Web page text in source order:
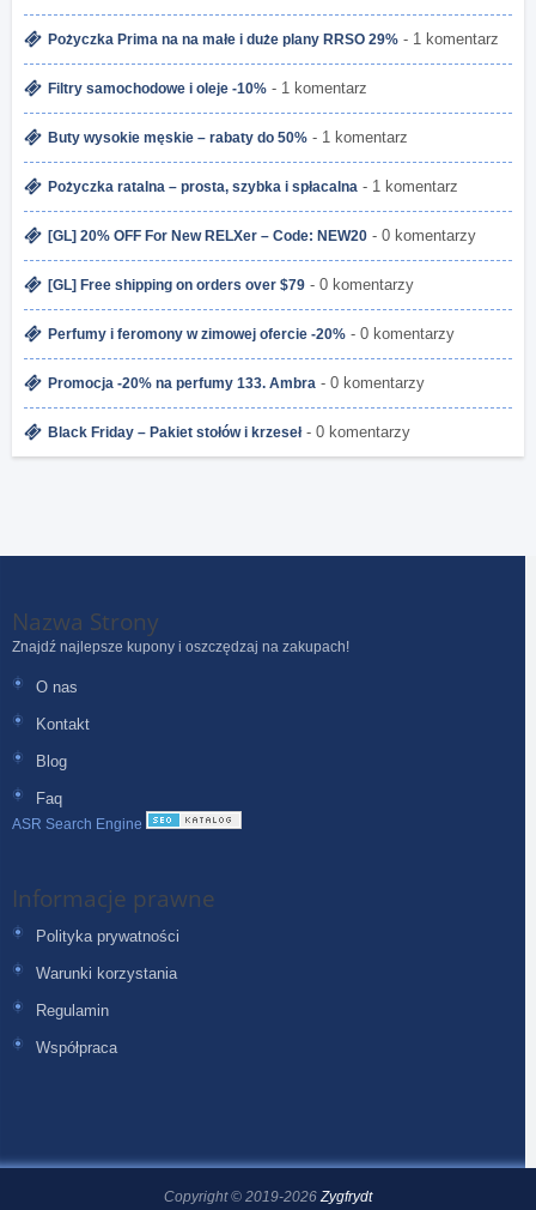
Pożyczka Prima na na małe i duże plany RRSO 29% - 1 komentarz
Filtry samochodowe i oleje -10% - 1 komentarz
Buty wysokie męskie – rabaty do 50% - 1 komentarz
Pożyczka ratalna – prosta, szybka i spłacalna - 1 komentarz
[GL] 20% OFF For New RELXer – Code: NEW20 - 0 komentarzy
[GL] Free shipping on orders over $79 - 0 komentarzy
Perfumy i feromony w zimowej ofercie -20% - 0 komentarzy
Promocja -20% na perfumy 133. Ambra - 0 komentarzy
Black Friday – Pakiet stołów i krzeseł- 0 komentarzy
Nazwa Strony
Znajdź najlepsze kupony i oszczędzaj na zakupach!
O nas
Kontakt
Blog
Faq
ASR Search Engine
Informacje prawne
Polityka prywatności
Warunki korzystania
Regulamin
Współpraca
Copyright © 2019-2026 Zygfrydt